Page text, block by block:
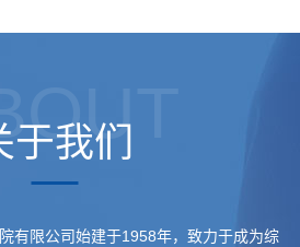
于我们
有限公司始建于1958年，致力于成为综